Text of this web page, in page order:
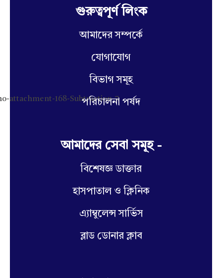
গুরুত্বপূর্ণ লিংক
আমাদের সম্পর্কে
যোগাযোগ
বিভাগ সমূহ
পরিচালনা পর্ষদ
আমাদের সেবা সমূহ -
বিশেষজ্ঞ ডাক্তার
হাসপাতাল ও ক্লিনিক
এ্যাম্বুলেন্স সার্ভিস
ব্লাড ডোনার ক্লাব